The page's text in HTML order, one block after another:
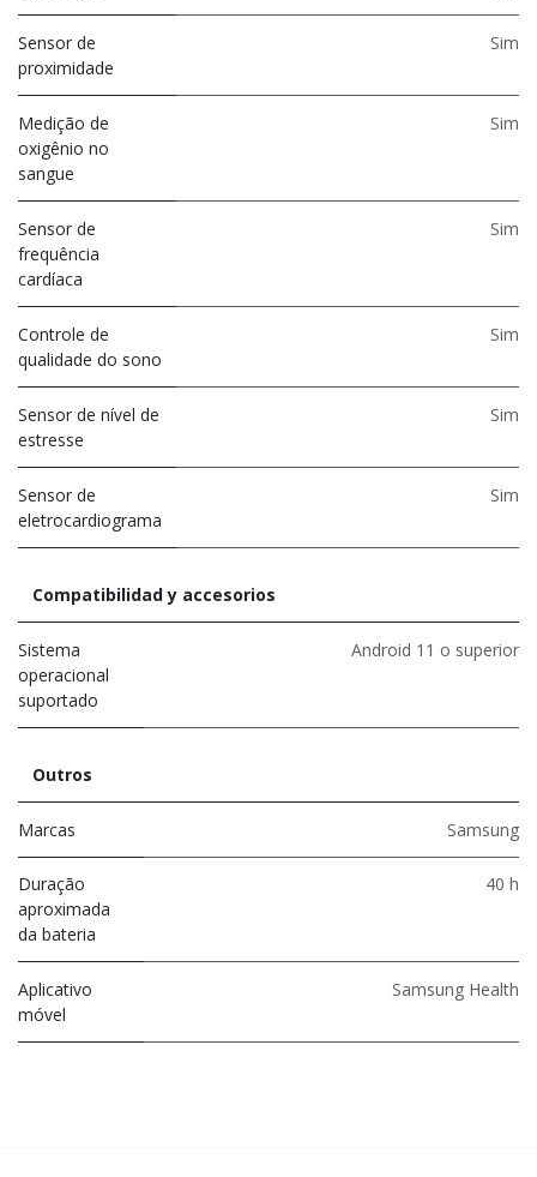
Sensor de
proximidade
Sim
Medição de
oxigênio no
sangue
Sim
Sensor de
frequência
cardíaca
Sim
Controle de
qualidade do sono
Sim
Sensor de nível de
estresse
Sim
Sensor de
eletrocardiograma
Sim
Compatibilidad y accesorios
Sistema
operacional
suportado
Android 11 o superior
Outros
Marcas Samsung
Duração
aproximada
da bateria
40 h
Aplicativo
móvel
Samsung Health